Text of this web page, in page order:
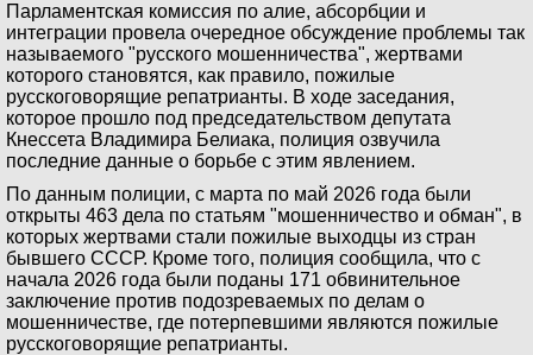
Парламентская комиссия по алие, абсорбции и
интеграции провела очередное обсуждение проблемы так
называемого "русского мошенничества", жертвами
которого становятся, как правило, пожилые
русскоговорящие репатрианты. В ходе заседания,
которое прошло под председательством депутата
Кнессета Владимира Белиака, полиция озвучила
последние данные о борьбе с этим явлением.
По данным полиции, с марта по май 2026 года были
открыты 463 дела по статьям "мошенничество и обман", в
которых жертвами стали пожилые выходцы из стран
бывшего СССР. Кроме того, полиция сообщила, что с
начала 2026 года были поданы 171 обвинительное
заключение против подозреваемых по делам о
мошенничестве, где потерпевшими являются пожилые
русскоговорящие репатрианты.